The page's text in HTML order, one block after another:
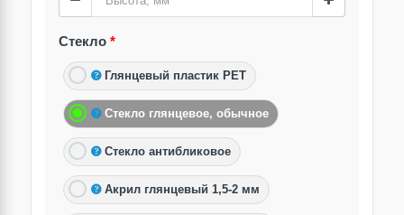
Стекло
Глянцевый пластик PET
Стекло глянцевое, обычное
Стекло антибликовое
Акрил глянцевый 1,5-2 мм